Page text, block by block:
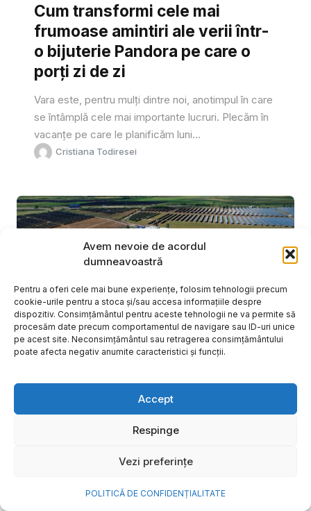
Avem nevoie de acordul
dumneavoastră
Pentru a oferi cele mai bune experiențe, folosim tehnologii precum
cookie-urile pentru a stoca și/sau accesa informațiile despre
dispozitiv. Consimțământul pentru aceste tehnologii ne va permite să
procesăm date precum comportamentul de navigare sau ID-uri unice
pe acest site. Neconsimțământul sau retragerea consimțământului
poate afecta negativ anumite caracteristici și funcții.
Accept
Respinge
Vezi preferințe
POLITICĂ DE CONFIDENȚIALITATE
Cum transformi cele mai
frumoase amintiri ale verii într-
o bijuterie Pandora pe care o
porți zi de zi
Vara este, pentru mulți dintre noi, anotimpul în care
se întâmplă cele mai importante lucruri. Plecăm în
vacanțe pe care le planificăm luni...
Cristiana Todiresei
NOVA Power & Gas: un program
de investiții de un miliard de
euro și o nouă promisiune de
o viață mai bună”
După aproape 20 de ani în care a investit în